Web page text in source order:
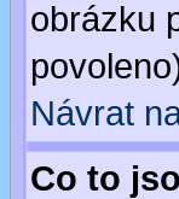
obrázku
Návrat
Co to